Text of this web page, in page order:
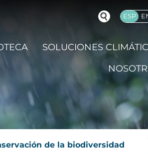
ESP
SOLUCIONES
de la biodiversidad